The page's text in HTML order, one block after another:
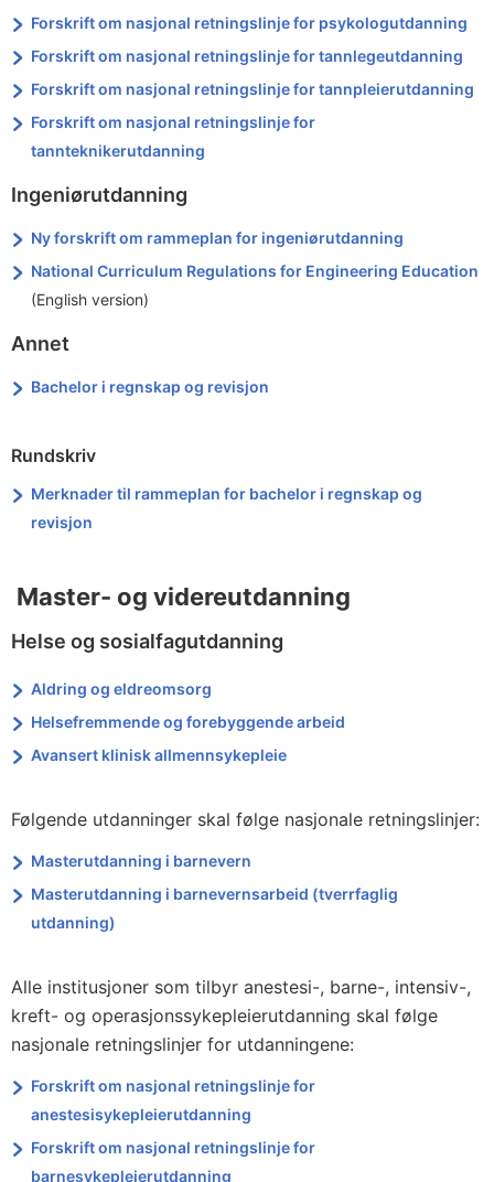
Forskrift om nasjonal retningslinje for psykologutdanning
Forskrift om nasjonal retningslinje for tannlegeutdanning
Forskrift om nasjonal retningslinje for tannpleierutdanning
Forskrift om nasjonal retningslinje for
tannteknikerutdanning
Ingeniørutdanning
Ny forskrift om rammeplan for ingeniørutdanning
National Curriculum Regulations for Engineering Education
(English version)
Annet
Bachelor i regnskap og revisjon
Rundskriv
Merknader til rammeplan for bachelor i regnskap og
revisjon
Master- og videreutdanning
Helse og sosialfagutdanning
Aldring og eldreomsorg
Helsefremmende og forebyggende arbeid
Avansert klinisk allmennsykepleie
Følgende utdanninger skal følge nasjonale retningslinjer:
Masterutdanning i barnevern
Masterutdanning i barnevernsarbeid (tverrfaglig
utdanning)
Alle institusjoner som tilbyr anestesi-, barne-, intensiv-,
kreft- og operasjonssykepleierutdanning skal følge
nasjonale retningslinjer for utdanningene:
Forskrift om nasjonal retningslinje for
anestesisykepleierutdanning
Forskrift om nasjonal retningslinje for
barnesykepleierutdanning